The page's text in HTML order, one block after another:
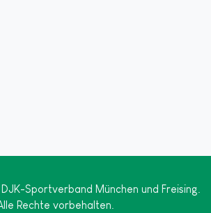
Sportverband München und Freising.
Rechte vorbehalten.